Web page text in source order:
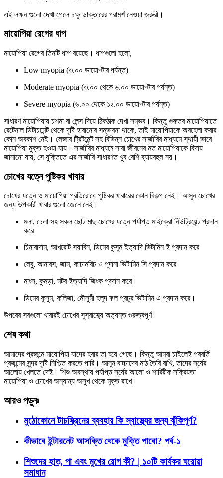
এই লক্ষন গুলো দেখা গেলে চক্ষু ডাক্তারের পরামর্শ নেওয়া জরুরী।
মায়োপিয়া রেগের ধাপ
মায়োপিয়া রেগের তিনটি ধাপ রয়েছে। ধাপগুলো হলো,
Low myopia (৩.০০ ডায়োপ্টার পর্যন্ত)
Moderate myopia (৩.০০ থেকে ৬.০০ ডায়োপ্টার পর্যন্ত)
Severe myopia (৬.০০ থেকে ১২.০০ ডায়োপ্টার পর্যন্ত)
সাধারণ মায়োপিয়ায় চশমা বা লেন্স দিয়ে ঠিকঠাক দেখা সম্ভব। কিন্তু গুরুতর মায়োপিয়াতে
রেটেনাল ডিটাচমেন্ট থেকে দৃষ্টি হারানোর সম্ভাবনা থাকে, তাই মায়োপিয়াকে অবহেলা করার
কোন অবকাশ নেই। লেজার ট্রিটমেন্ট সহ বিভিন্ন চোখের সার্জারির মাধ্যমে স্থায়ী ভাবে
মায়োপিয়া মুক্ত হওয়া যায়। সার্জারির মাধ্যমে সারা জীবনের মত মায়োপিয়াকে বিদায়
জানানো যায়, সে যুক্তিতে এর সার্জারি সাধারণত খুব বেশি ব্যায়বহুল নয়।
চোখের যত্নে পুষ্টিকর খাবার
চোখের যত্নে ও মায়োপিয়া প্রতিরোধে পুষ্টিকর খাবারের কোন বিকল্প নেই। আসুন চোখের
জন্য উপকারী খাবার গুলো জেনে নেই।
মলা, ঢেলা সহ সকল ছোট মাছ চোখের যত্নে পর্যাপ্ত মাইক্রো নিউট্রিয়েন্ট প্রদান
করে
চিনাবাদাম, আখরোট সয়াবিন, ডিমের কুসুম ইত্যাদি ভিটামিন ই প্রদান করে
লেবু, আনারস, জাম, কাচামরিচ ও পুদানা ভিটামিন সি প্রদান করে
মাংস, কুমড়া, মটর ইত্যাদি জিংক প্রদান করে।
ডিমের কুসুম, কলিজা, মৌসুমী হলুদ ফল প্রচুর ভিটামিন এ প্রদান করে।
উপরের সবগুলো খাবারই চোখের সুস্বাস্থ্যে অত্যন্ত গুরুত্বপূর্ণ।
শেষ কথা
আমাদের প্রজন্মে মায়োপিয়া যাদের হবার তা হয়ে গেছে। কিন্তু আমরা চাইলেই পরবর্তি
প্রজন্মের সুন্দর দৃষ্টি নিশ্চিত করতে পারি। আসুন বাচ্চাদের মাঠ তৈরি রাখি, তাদের সূর্যের
আলোয় খেলতে দেই। শিশু অবস্থায় পর্যাপ্ত সূর্যের আলো ও শারিরীক সক্রিয়তা
মায়োপিয়া ও চোখের অন্যান্য অসুখ থেকে মুক্ত রাখে।
আরও পড়ুনঃ
মুঠোফোনে টাচস্ক্রিনের ব্যবহার কি স্বাস্থ্যের জন্য ঝুঁকিপূর্ণ?
কীভাবে ইন্টারনেট আসক্তি থেকে মুক্তি পাবো? পর্ব-১
শিশুদের হাত, পা এবং মুখের রোগ কী? | ১০টি কার্যকর ঘরোয়া
সমাধান